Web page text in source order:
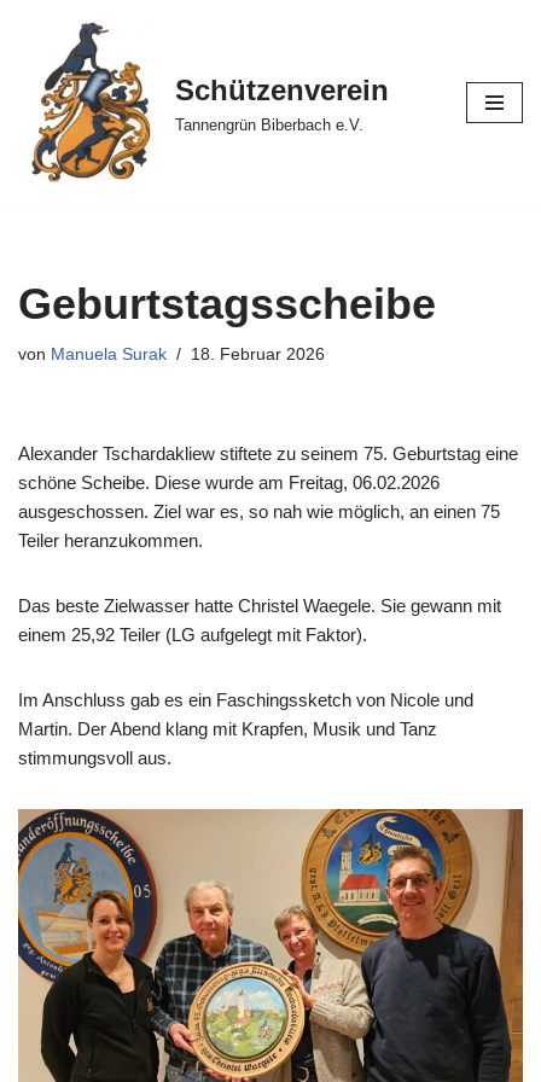
Inhalt
springen
Schützenverein
Tannengrün Biberbach e.V.
Geburtstagsscheibe
von Manuela Surak 18. Februar 2026
Alexander Tschardakliew stiftete zu seinem 75. Geburtstag eine
schöne Scheibe. Diese wurde am Freitag, 06.02.2026
ausgeschossen. Ziel war es, so nah wie möglich, an einen 75
Teiler heranzukommen.
Das beste Zielwasser hatte Christel Waegele. Sie gewann mit
einem 25,92 Teiler (LG aufgelegt mit Faktor).
Im Anschluss gab es ein Faschingssketch von Nicole und
Martin. Der Abend klang mit Krapfen, Musik und Tanz
stimmungsvoll aus.